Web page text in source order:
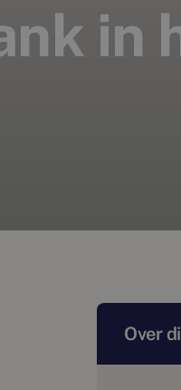
in
Over